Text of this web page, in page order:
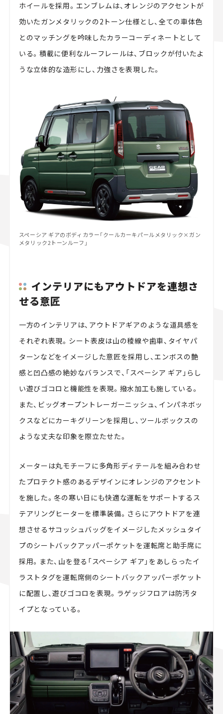
ホイールを採用。エンブレムは、オレンジのアクセントが
効いたガンメタリックの2トーン仕様とし、全ての車体色
とのマッチングを吟味したカラーコーディネートとして
いる。積載に便利なルーフレールは、ブロックが付いたよ
うな立体的な造形にし、力強さを表現した。
スペーシア ギアのボディカラー「クールカーキパールメタリック×ガン
メタリック2トーンルーフ」
インテリアにもアウトドアを連想さ
せる意匠
一方のインテリアは、アウトドアギアのような道具感を
それぞれ表現。シート表皮は山の稜線や歯車、タイヤパ
ターンなどをイメージした意匠を採用し、エンボスの艶
感と凹凸感の絶妙なバランスで、「スペーシア ギア」らし
い遊びゴコロと機能性を表現。撥水加工も施している。
また、ビッグオープントレーガーニッシュ、インパネボッ
クスなどにカーキグリーンを採用し、ツールボックスの
ような丈夫な印象を際立たせた。
メーターは丸モチーフに多角形ディテールを組み合わせ
たプロテクト感のあるデザインにオレンジのアクセント
を施した。冬の寒い日にも快適な運転をサポートするス
テアリングヒーターを標準装備。さらにアウトドアを連
想させるサコッシュバッグをイメージしたメッシュタイ
プのシートバックアッパーポケットを運転席と助手席に
採用。また、山を登る「スペーシア ギア」をあしらったイ
ラストタグを運転席側のシートバックアッパーポケット
に配置し、遊びゴコロを表現。ラゲッジフロアは防汚タ
イプとなっている。